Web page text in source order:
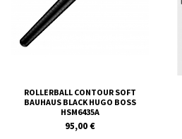
ROLLERBALL CONTOUR SOFT
BAUHAUS BLACK HUGO BOSS
HSM6435A
95,00 €